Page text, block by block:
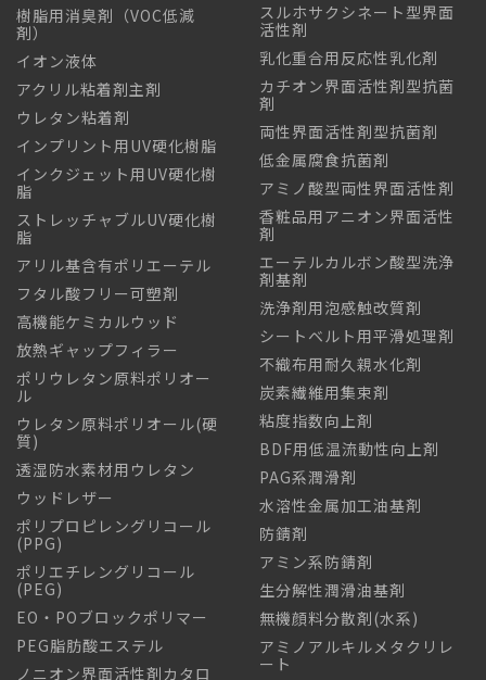
樹脂用消臭剤（VOC低減
剤）
イオン液体
アクリル粘着剤主剤
ウレタン粘着剤
インプリント用UV硬化樹脂
インクジェット用UV硬化樹
脂
ストレッチャブルUV硬化樹
脂
アリル基含有ポリエーテル
フタル酸フリー可塑剤
高機能ケミカルウッド
放熱ギャップフィラー
ポリウレタン原料ポリオー
ル
ウレタン原料ポリオール(硬
質)
透湿防水素材用ウレタン
ウッドレザー
ポリプロピレングリコール
(PPG)
ポリエチレングリコール
(PEG)
EO・POブロックポリマー
PEG脂肪酸エステル
ノニオン界面活性剤カタロ
スルホサクシネート型界面
活性剤
乳化重合用反応性乳化剤
カチオン界面活性剤型抗菌
剤
両性界面活性剤型抗菌剤
低金属腐食抗菌剤
アミノ酸型両性界面活性剤
香粧品用アニオン界面活性
剤
エーテルカルボン酸型洗浄
剤基剤
洗浄剤用泡感触改質剤
シートベルト用平滑処理剤
不織布用耐久親水化剤
炭素繊維用集束剤
粘度指数向上剤
BDF用低温流動性向上剤
PAG系潤滑剤
水溶性金属加工油基剤
防錆剤
アミン系防錆剤
生分解性潤滑油基剤
無機顔料分散剤(水系)
アミノアルキルメタクリレ
ート